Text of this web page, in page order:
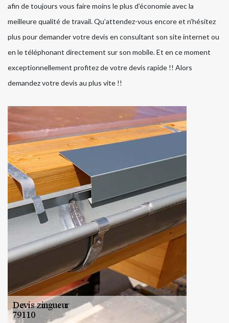
afin de toujours vous faire moins le plus d’économie avec la
meilleure qualité de travail. Qu’attendez-vous encore et n’hésitez
plus pour demander votre devis en consultant son site internet ou
en le téléphonant directement sur son mobile. Et en ce moment
exceptionnellement profitez de votre devis rapide !! Alors
demandez votre devis au plus vite !!